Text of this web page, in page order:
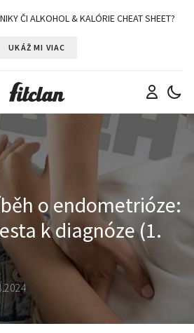
ČI ALKOHOL & KALÓRIE CHEAT SHEET?
UKÁŽ MI VIAC
o endometrióze:
k diagnóze (1.